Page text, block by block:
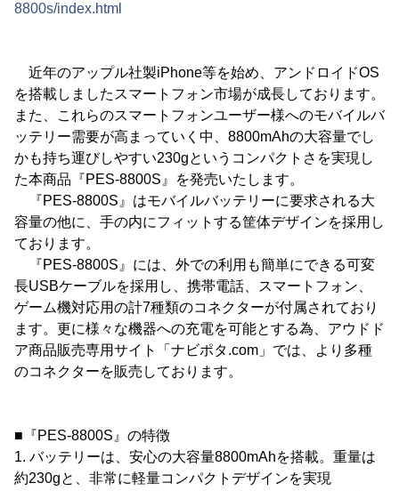
8800s/index.html
近年のアップル社製iPhone等を始め、アンドロイドOS
を搭載しましたスマートフォン市場が成長しております。
また、これらのスマートフォンユーザー様へのモバイルバ
ッテリー需要が高まっていく中、8800mAhの大容量でし
かも持ち運びしやすい230gというコンパクトさを実現し
た本商品『PES-8800S』を発売いたします。
『PES-8800S』はモバイルバッテリーに要求される大
容量の他に、手の内にフィットする筐体デザインを採用し
ております。
『PES-8800S』には、外での利用も簡単にできる可変
長USBケーブルを採用し、携帯電話、スマートフォン、
ゲーム機対応用の計7種類のコネクターが付属されており
ます。更に様々な機器への充電を可能とする為、アウドド
ア商品販売専用サイト「ナビポタ.com」では、より多種
のコネクターを販売しております。
■『PES-8800S』の特徴
1. バッテリーは、安心の大容量8800mAhを搭載。重量は
約230gと、非常に軽量コンパクトデザインを実現